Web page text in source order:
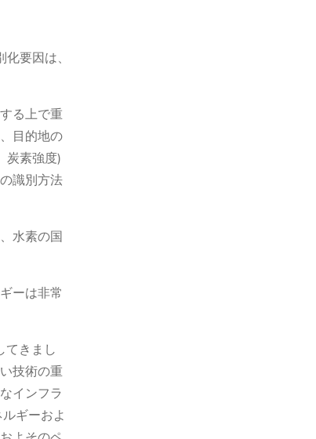
要因は、
る上で重
目的地の
炭素強度)
識別方法
水素の国
ーは非常
てきまし
技術の重
インフラ
ギーおよ